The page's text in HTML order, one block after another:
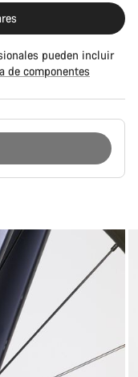
pueden incluir
de componentes